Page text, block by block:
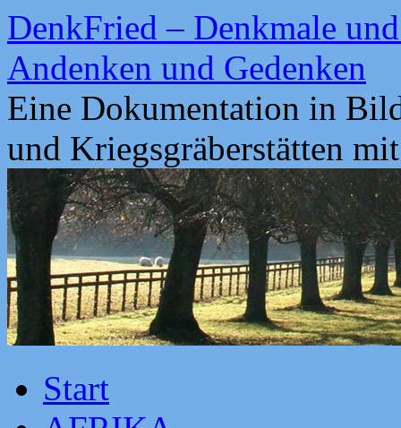
Zum
Inhalt
springen
DenkFried – Denkmale
Andenken und Gedenken
Eine Dokumentation in
und Kriegsgräberstätten
Start